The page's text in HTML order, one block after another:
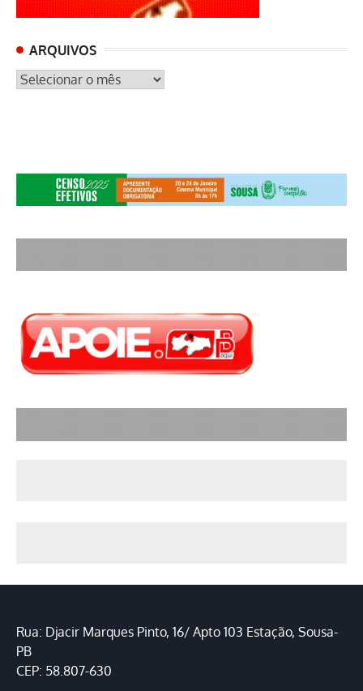
ARQUIVOS
ARQUIVOS
Rua: Djacir Marques Pinto, 16/ Apto 103 Estação, Sousa-
PB
CEP: 58.807-630